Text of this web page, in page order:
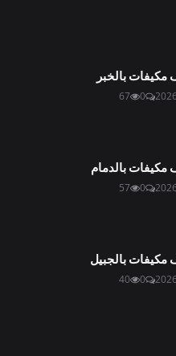
بالخبر
0
67
بالدمام
0
57
بالجبيل
0
40